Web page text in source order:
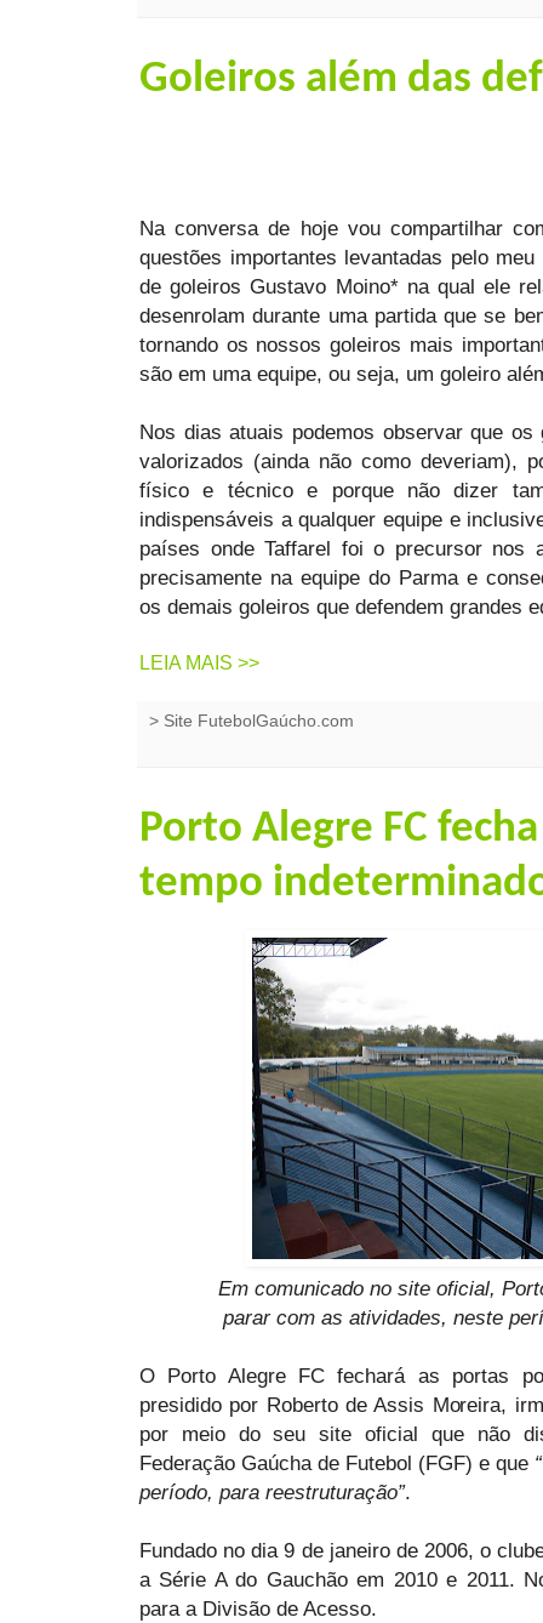
Goleiros além das
Na conversa de hoje vou compartilhar
questões importantes levantadas pelo
de goleiros Gustavo Moino* na qual ele
desenrolam durante uma partida que se
tornando os nossos goleiros mais
são em uma equipe, ou seja, um goleiro
Nos dias atuais podemos observar que
valorizados (ainda não como deveriam),
físico e técnico e porque não dizer
indispensáveis a qualquer equipe e
países onde Taffarel foi o precursor nos
precisamente na equipe do Parma e
os demais goleiros que defendem grandes
LEIA MAIS >>
> Site FutebolGaúcho.com
Porto Alegre FC
tempo
Em comunicado no site oficial,
parar com as atividades, neste
O Porto Alegre FC fechará as portas
presidido por Roberto de Assis Moreira,
por meio do seu site oficial que não
Federação Gaúcha de Futebol (FGF) e que
período, para reestruturação”.
Fundado no dia 9 de janeiro de 2006, o
a Série A do Gauchão em 2010 e 2011.
para a Divisão de Acesso.